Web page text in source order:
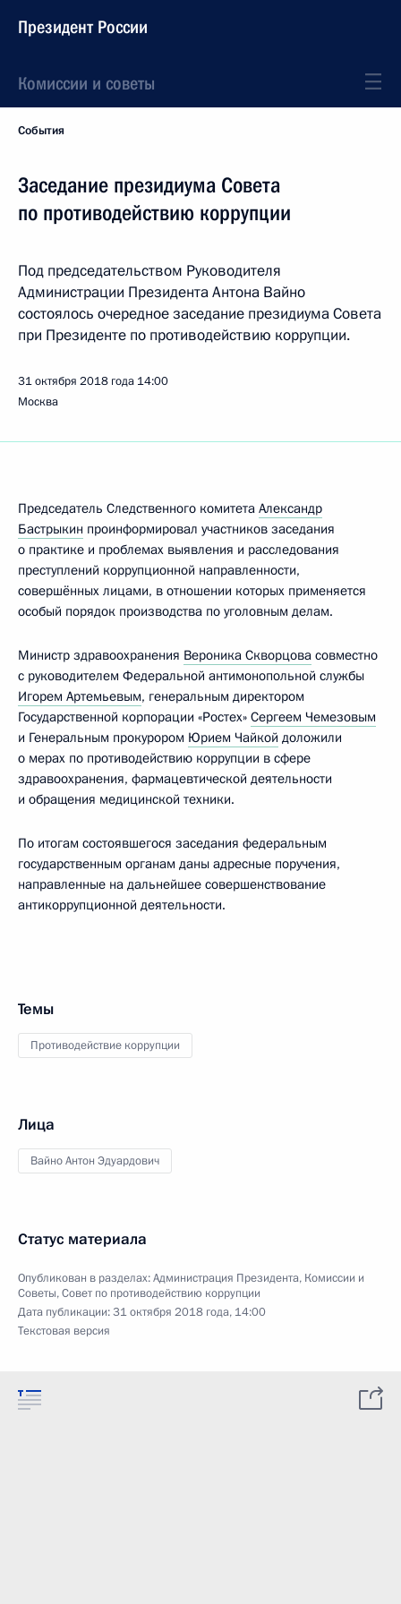
Президент России
Комиссии и советы
События
Заседание президиума Совета
по противодействию коррупции
Под председательством Руководителя
Администрации Президента Антона Вайно
состоялось очередное заседание президиума Совета
при Президенте по противодействию коррупции.
31 октября 2018 года 14:00
Москва
Председатель Следственного комитета Александр
Бастрыкин проинформировал участников заседания
о практике и проблемах выявления и расследования
преступлений коррупционной направленности,
совершённых лицами, в отношении которых применяется
особый порядок производства по уголовным делам.
Министр здравоохранения Вероника Скворцова совместно
с руководителем Федеральной антимонопольной службы
Игорем Артемьевым, генеральным директором
Государственной корпорации «Ростех» Сергеем Чемезовым
и Генеральным прокурором Юрием Чайкой доложили
о мерах по противодействию коррупции в сфере
здравоохранения, фармацевтической деятельности
и обращения медицинской техники.
По итогам состоявшегося заседания федеральным
государственным органам даны адресные поручения,
направленные на дальнейшее совершенствование
антикоррупционной деятельности.
Темы
Противодействие коррупции
Лица
Вайно Антон Эдуардович
Статус материала
Опубликован в разделах:Администрация Президента, Комиссии и
Советы,Совет по противодействию коррупции
Дата публикации:31 октября 2018 года, 14:00
Текстовая версия